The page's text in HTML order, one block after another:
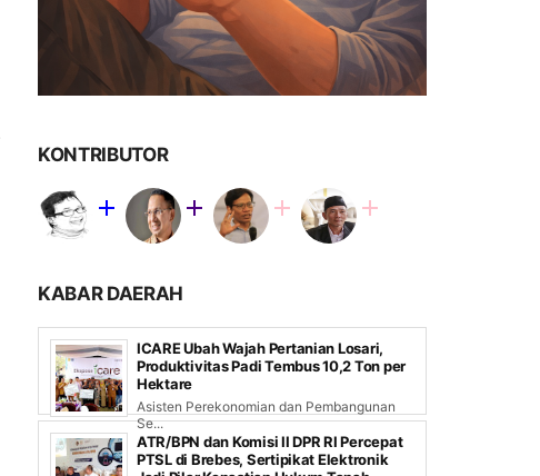
KONTRIBUTOR
KABAR DAERAH
ICARE Ubah Wajah Pertanian Losari,
Produktivitas Padi Tembus 10,2 Ton per
Hektare
Asisten Perekonomian dan Pembangunan
Se...
ATR/BPN dan Komisi II DPR RI Percepat
PTSL di Brebes, Sertipikat Elektronik